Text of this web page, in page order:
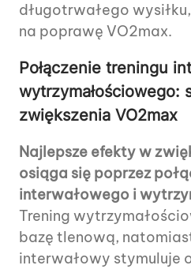
długotrwałego
na poprawę VO2max.
Połączenie treningu
wytrzymałościowego:
zwiększenia VO2max
Najlepsze efekty w
osiąga się poprzez
interwałowego i
Trening
bazę tlenową,
interwałowy stymuluje